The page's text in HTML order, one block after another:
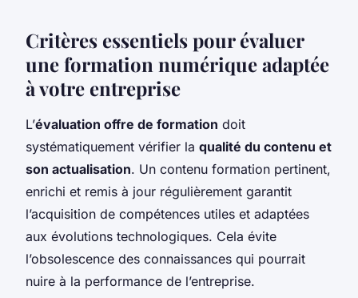
Critères essentiels pour évaluer
une formation numérique adaptée
à votre entreprise
L’évaluation offre de formation doit
systématiquement vérifier la qualité du contenu et
son actualisation. Un contenu formation pertinent,
enrichi et remis à jour régulièrement garantit
l’acquisition de compétences utiles et adaptées
aux évolutions technologiques. Cela évite
l’obsolescence des connaissances qui pourrait
nuire à la performance de l’entreprise.